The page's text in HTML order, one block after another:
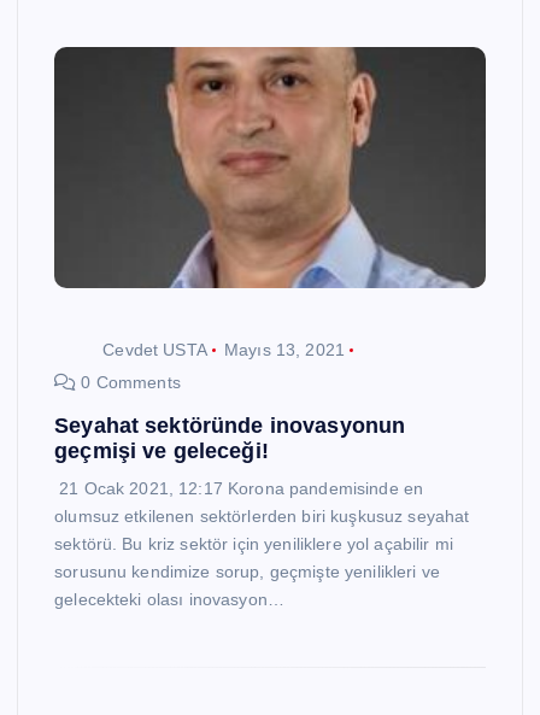
Cevdet USTA
Mayıs 13, 2021
0 Comments
Seyahat sektöründe inovasyonun
geçmişi ve geleceği!
21 Ocak 2021, 12:17 Korona pandemisinde en
olumsuz etkilenen sektörlerden biri kuşkusuz seyahat
sektörü. Bu kriz sektör için yeniliklere yol açabilir mi
sorusunu kendimize sorup, geçmişte yenilikleri ve
gelecekteki olası inovasyon…